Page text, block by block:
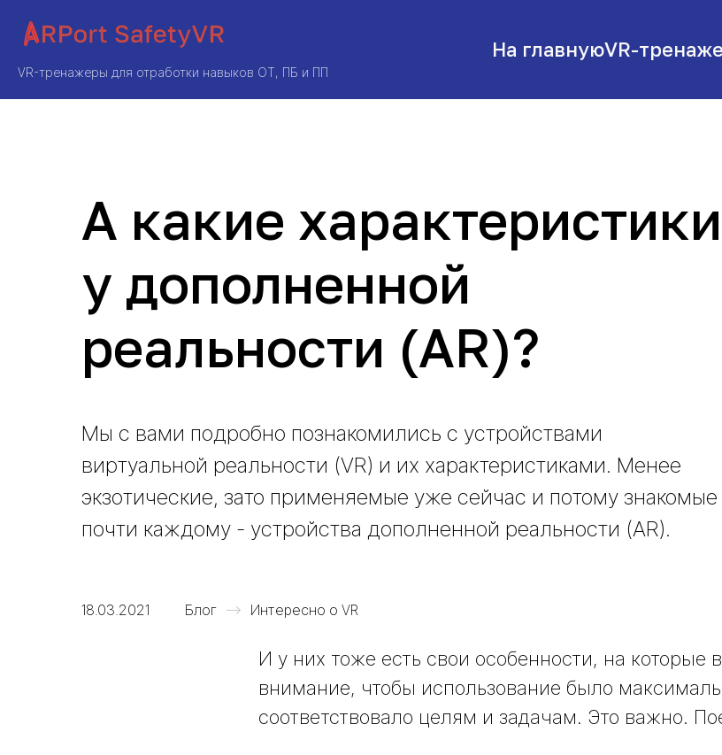
VR-тренажеры для отработки навыков ОТ, ПБ и ПП
На главнуюVR-
А какие характеристики
у дополненной
реальности (AR)?
Мы с вами подробно познакомились с устройствами
виртуальной реальности (VR) и их характеристиками. Менее
экзотические, зато применяемые уже сейчас и потому знакомые
почти каждому - устройства дополненной реальности (AR).
18.03.2021 Блог Интересно о VR
И у них тоже есть свои особенности, на которые
внимание, чтобы использование было
соответствовало целям и задачам. Это важно.